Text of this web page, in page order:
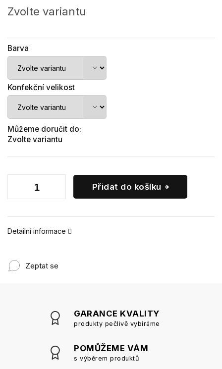
cena:
Zvolte variantu
Barva
Konfekční velikost
Můžeme doručit do:
Zvolte variantu
Přidat do košíku
Detailní informace
Zeptat se
GARANCE KVALITY
produkty pečlivě vybíráme
POMŮŽEME VÁM
s výběrem produktů